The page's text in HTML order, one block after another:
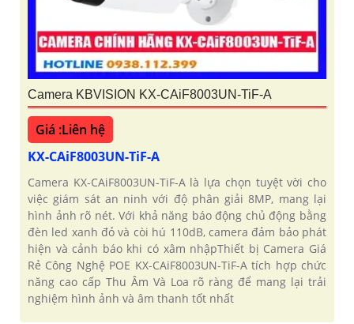
Camera KBVISION KX-CAiF8003UN-TiF-A
Giá :Liên hệ
KX-CAiF8003UN-TiF-A
Camera KX-CAiF8003UN-TiF-A là lựa chọn tuyệt vời cho
việc giám sát an ninh với độ phân giải 8MP, mang lại
hình ảnh rõ nét. Với khả năng báo động chủ động bằng
đèn led xanh đỏ và còi hú 110dB, camera đảm bảo phát
hiện và cảnh báo khi có xâm nhậpThiết bị Camera Giá
Rẻ Công Nghệ POE KX-CAiF8003UN-TiF-A tích hợp chức
năng cao cấp Thu Âm Và Loa rõ ràng để mang lại trải
nghiệm hình ảnh và âm thanh tốt nhất